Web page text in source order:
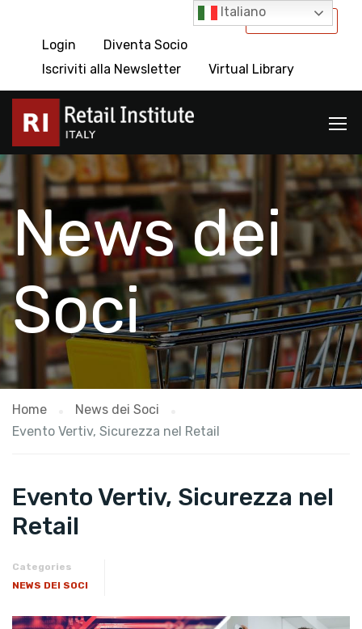
International
Login
Diventa Socio
Iscriviti alla Newsletter
Virtual Library
News dei
Soci
Home
News dei Soci
Evento Vertiv, Sicurezza nel Retail
Evento Vertiv, Sicurezza nel
Retail
Categories
NEWS DEI SOCI
Italiano